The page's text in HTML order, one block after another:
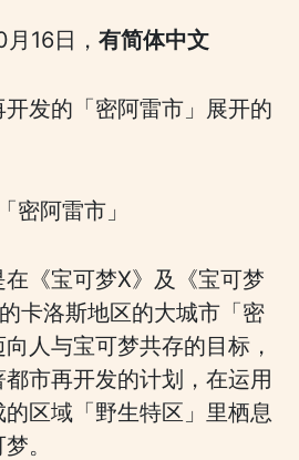
16日， 有简体中文
发的「密阿雷市」展开的
密阿雷市」
在《宝可梦X》及《宝可梦
卡洛斯地区的大城市「密
人与宝可梦共存的目标，
市再开发的计划，在运用
区域「野生特区」里栖息
。